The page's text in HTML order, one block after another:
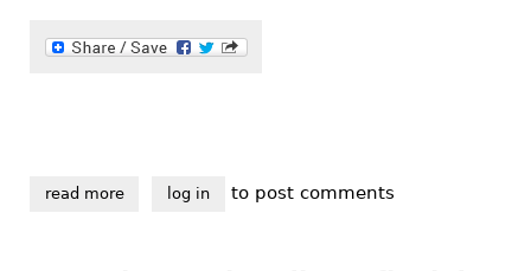
read moreabout sponsorizează fără nici un cost, prin
log in to post comments